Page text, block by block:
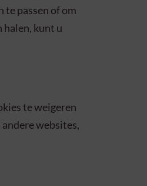
passen of om
halen, kunt u
te weigeren
websites,